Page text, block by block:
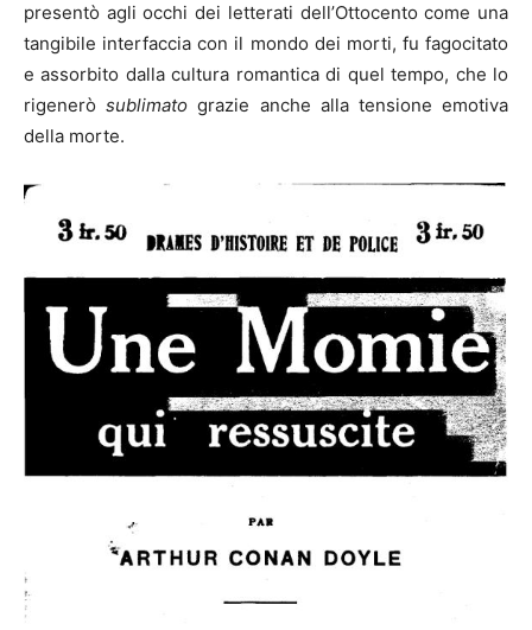
presentò agli occhi dei letterati dell’Ottocento come una
tangibile interfaccia con il mondo dei morti, fu fagocitato
e assorbito dalla cultura romantica di quel tempo, che lo
rigeneròsublimato grazie anche alla tensione emotiva
della morte.